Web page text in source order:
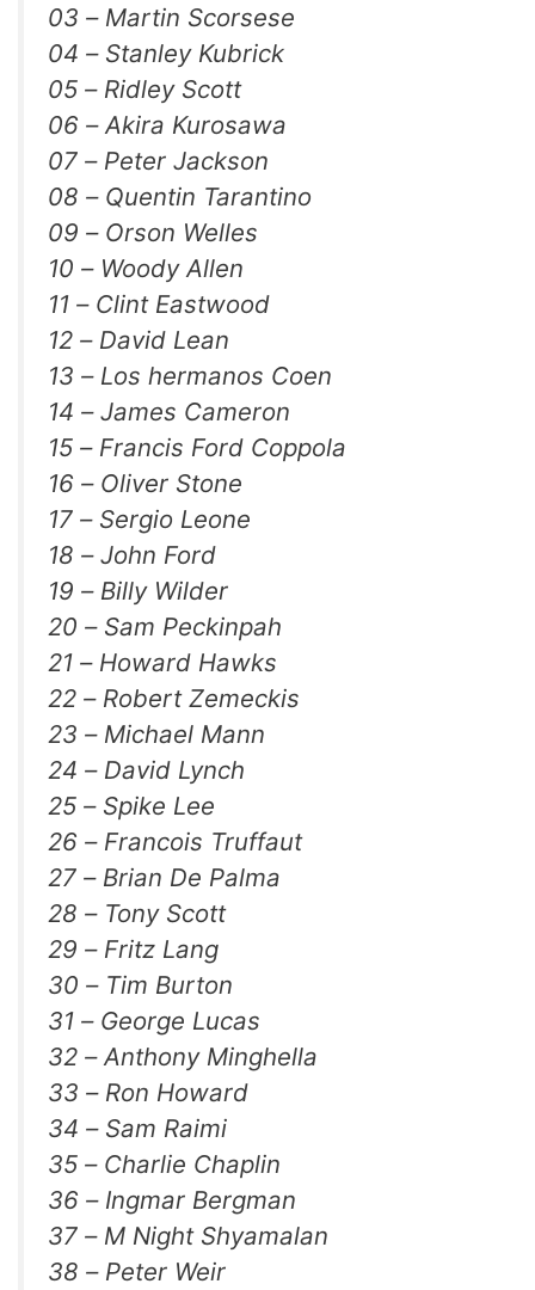
03 – Martin Scorsese
04 – Stanley Kubrick
05 – Ridley Scott
06 – Akira Kurosawa
07 – Peter Jackson
08 – Quentin Tarantino
09 – Orson Welles
10 – Woody Allen
11 – Clint Eastwood
12 – David Lean
13 – Los hermanos Coen
14 – James Cameron
15 – Francis Ford Coppola
16 – Oliver Stone
17 – Sergio Leone
18 – John Ford
19 – Billy Wilder
20 – Sam Peckinpah
21 – Howard Hawks
22 – Robert Zemeckis
23 – Michael Mann
24 – David Lynch
25 – Spike Lee
26 – Francois Truffaut
27 – Brian De Palma
28 – Tony Scott
29 – Fritz Lang
30 – Tim Burton
31 – George Lucas
32 – Anthony Minghella
33 – Ron Howard
34 – Sam Raimi
35 – Charlie Chaplin
36 – Ingmar Bergman
37 – M Night Shyamalan
38 – Peter Weir